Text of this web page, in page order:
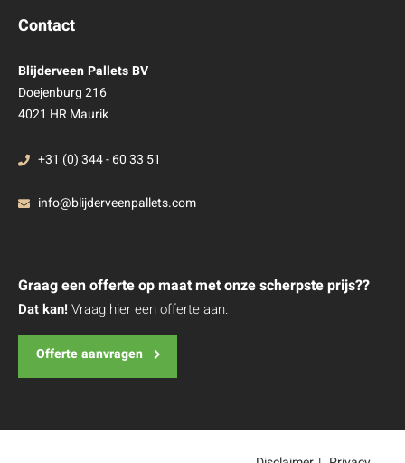
Contact
Blijderveen Pallets BV
Doejenburg 216
4021 HR Maurik
+31 (0) 344 - 60 33 51
info@blijderveenpallets.com
Graag een offerte op maat met onze scherpste prijs??
Dat kan! Vraag hier een offerte aan.
Offerte aanvragen